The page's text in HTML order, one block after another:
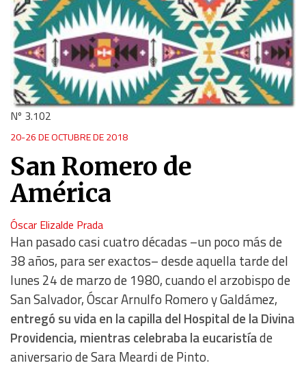
Nº 3.102
20-26 DE OCTUBRE DE 2018
San Romero de
América
Óscar Elizalde Prada
Han pasado casi cuatro décadas –un poco más de
38 años, para ser exactos– desde aquella tarde del
lunes 24 de marzo de 1980, cuando el arzobispo de
San Salvador, Óscar Arnulfo Romero y Galdámez,
entregó su vida en la capilla del Hospital de la Divina
Providencia, mientras celebraba la eucaristíade
aniversario de Sara Meardi de Pinto.